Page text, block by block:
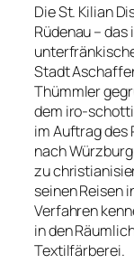
Die St. Kilian
Rüdenau –
Stadt
Thümmler
dem iro-
im Auftrag des
nach
zu
seinen Reisen
Verfahren
in den
Textilfärberei.